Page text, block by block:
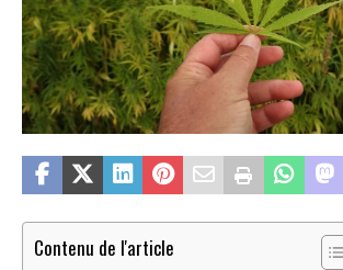
Contenu de l'article